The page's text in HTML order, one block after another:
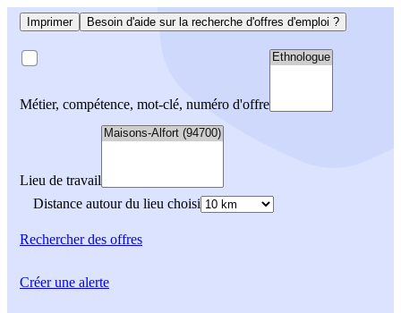
Imprimer Besoin d'aide sur la recherche d'offres d'emploi ?
Métier, compétence, mot-clé, numéro d'offre
Lieu de travail
Distance autour du lieu choisi
Rechercherdes offres
Créer une alerte